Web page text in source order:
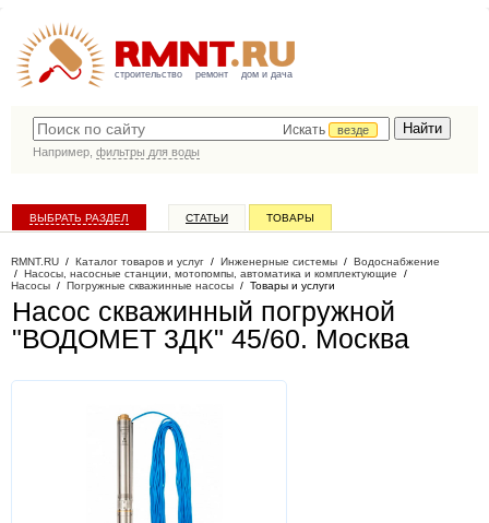
строительство ремонт дом и дача
Искать
везде
Например, фильтры для воды
ВЫБРАТЬ РАЗДЕЛ СТАТЬИ ТОВАРЫ
RMNT.RU / Каталог товаров и услуг / Инженерные системы / Водоснабжение
/ Насосы, насосные станции, мотопомпы, автоматика и комплектующие /
Насосы / Погружные скважинные насосы / Товары и услуги
Насос скважинный погружной
"ВОДОМЕТ 3ДК" 45/60. Москва